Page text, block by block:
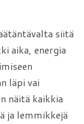
siitä
aika, energia
läpi vai
näitä kaikkia
ja lemmikkejä